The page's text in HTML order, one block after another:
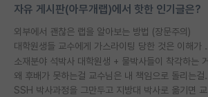
자유 게시판(아무개랩)에서 핫한 인기글은?
외부에서 괜찮은 랩을 알아보는 방법 (장문주의)
대학원생들 교수
소재분야 석박사 대학원생 + 물박사들이 착각하는 거
왜 후배가 못